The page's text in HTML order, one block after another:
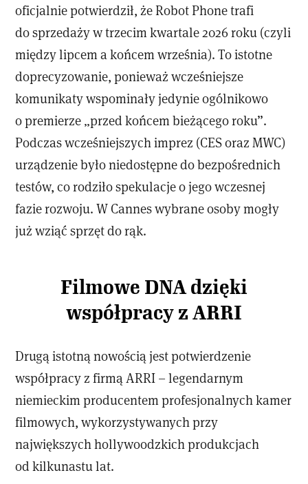
oficjalnie potwierdził, że Robot Phone trafi
do sprzedaży w trzecim kwartale 2026 roku (czyli
między lipcem a końcem września). To istotne
doprecyzowanie, ponieważ wcześniejsze
komunikaty wspominały jedynie ogólnikowo
o premierze „przed końcem bieżącego roku”.
Podczas wcześniejszych imprez (CES oraz MWC)
urządzenie było niedostępne do bezpośrednich
testów, co rodziło spekulacje o jego wczesnej
fazie rozwoju. W Cannes wybrane osoby mogły
już wziąć sprzęt do rąk.
Filmowe DNA dzięki
współpracy z ARRI
Drugą istotną nowością jest potwierdzenie
współpracy z firmą ARRI – legendarnym
niemieckim producentem profesjonalnych kamer
filmowych, wykorzystywanych przy
największych hollywoodzkich produkcjach
od kilkunastu lat.